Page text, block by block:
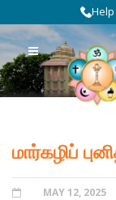
மார்கழிப்
POSTED
MAY 12, 2025